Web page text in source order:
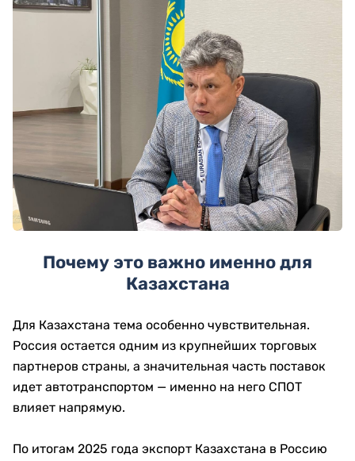
Почему это важно именно для
Казахстана
Для Казахстана тема особенно чувствительная.
Россия остается одним из крупнейших торговых
партнеров страны, а значительная часть поставок
идет автотранспортом — именно на него СПОТ
влияет напрямую.
По итогам 2025 года экспорт Казахстана в Россию